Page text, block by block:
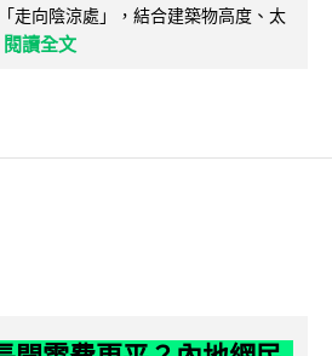
走向陰涼處」，結合建築物高度、太
閱讀全文